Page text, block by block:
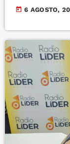
today 6 AGOSTO,